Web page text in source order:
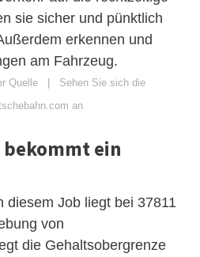
sie sicher und pünktlich
erkennen und
am Fahrzeug.
Quelle | Sehen Sie sich die
an
bekommt ein
diesem Job liegt bei 37811
von
die Gehaltsobergrenze